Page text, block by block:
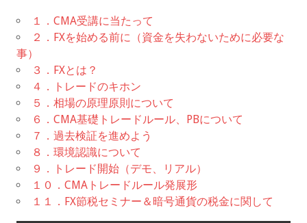
１．CMA受講に当たって
２．FXを始める前に（資金を失わないために必要な
事）
３．FXとは？
４．トレードのキホン
５．相場の原理原則について
６．CMA基礎トレードルール、PBについて
７．過去検証を進めよう
８．環境認識について
９．トレード開始（デモ、リアル）
１０．CMAトレードルール発展形
１１．FX節税セミナー＆暗号通貨の税金に関して